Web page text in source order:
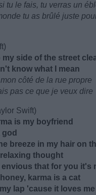
tu le fais, tu verras un
tu as brûlé juste
my side of the street
know what I mean
côté de la rue propre
pas ce que je veux dire
Swift)
is my boyfriend
god
breeze in my hair on
thought
that for you it's
karma is a cat
lap 'cause it loves me